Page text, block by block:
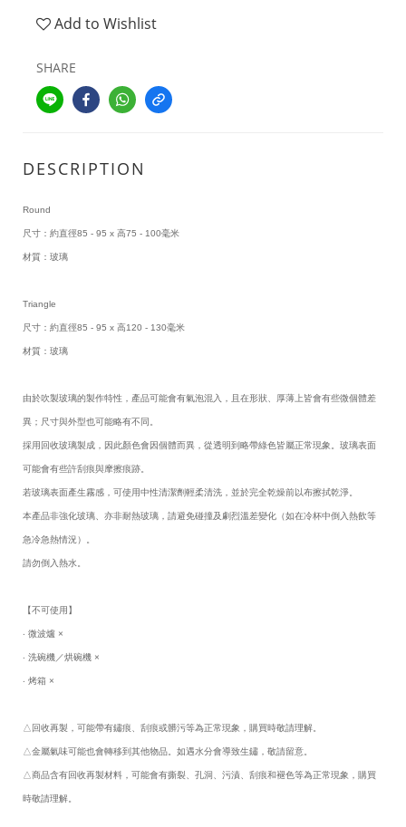
Add to Wishlist
SHARE
DESCRIPTION
Round
尺寸：約直徑85 - 95 x 高75 - 100毫米
材質：玻璃
Triangle
尺寸：約直徑85 - 95 x 高120 - 130毫米
材質：玻璃
由於吹製玻璃的製作特性，產品可能會有氣泡混入，且在形狀、厚薄上皆會有些微個體差
異；尺寸與外型也可能略有不同。
採用回收玻璃製成，因此顏色會因個體而異，從透明到略帶綠色皆屬正常現象。玻璃表面
可能會有些許刮痕與摩擦痕跡。
若玻璃表面產生霧感，可使用中性清潔劑輕柔清洗，並於完全乾燥前以布擦拭乾淨。
本產品非強化玻璃、亦非耐熱玻璃，請避免碰撞及劇烈溫差變化（如在冷杯中倒入熱飲等
急冷急熱情況）。
請勿倒入熱水。
【不可使用】
‧ 微波爐 ×
‧ 洗碗機／烘碗機 ×
‧ 烤箱 ×
△回收再製，可能帶有鏽痕、刮痕或髒污等為正常現象，購買時敬請理解。
△金屬氣味可能也會轉移到其他物品。如遇水分會導致生鏽，敬請留意。
△商品含有回收再製材料，可能會有撕裂、孔洞、污漬、刮痕和褪色等為正常現象，購買
時敬請理解。